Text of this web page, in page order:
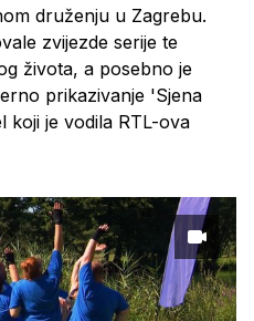
druženju u Zagrebu.
zvijezde serije te
života, a posebno je
prikazivanje 'Sjena
koji je vodila RTL-ova